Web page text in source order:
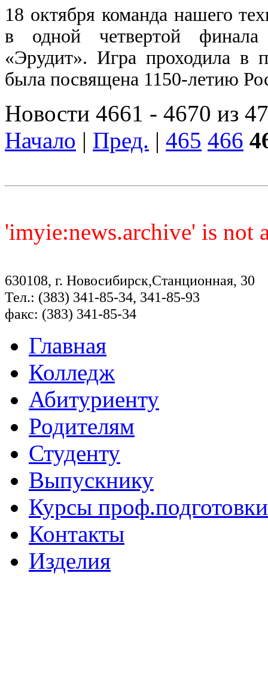
18 октября команда нашего
в одной четвертой финала
«Эрудит». Игра проходила
была посвящена 1150-летию
Новости 4661 - 4670 из
Начало | Пред. | 465 466
'imyie:news.archive' is not
630108, г. Новосибирск,Станционная, 30
Тел.: (383) 341-85-34, 341-85-93
факс: (383) 341-85-34
Главная
Колледж
Абитуриенту
Родителям
Студенту
Выпускнику
Курсы проф.подготовки
Контакты
Изделия